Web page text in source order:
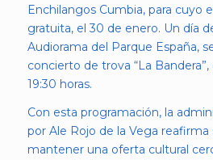
Enchilangos Cumbia, para cuyo
gratuita, el 30 de enero. Un día
Audiorama del Parque España,
concierto de trova “La Bandera”,
19:30 horas.
Con esta programación, la
por Ale Rojo de la Vega
mantener una oferta cultural